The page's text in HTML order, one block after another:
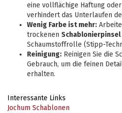
eine vollflächige Haftung
verhindert das Unterlaufen
Wenig Farbe ist mehr:
trockenen Schablonierpinsel
Schaumstoffrolle (Stipp-
Reinigung: Reinigen Sie die
Gebrauch, um die feinen
erhalten.
Interessante Links
Jochum Schablonen